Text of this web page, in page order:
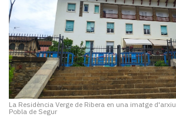
Mai
tant!
TV
i
mitjans
El
temps
Reportatges
La Residència Verge de Ribera en una imatge d'arxiu
Pobla de Segur